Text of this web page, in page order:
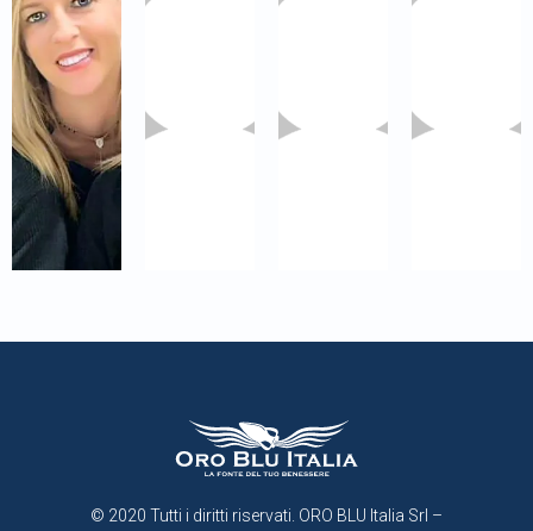
© 2020 Tutti i diritti riservati. ORO BLU Italia Srl –